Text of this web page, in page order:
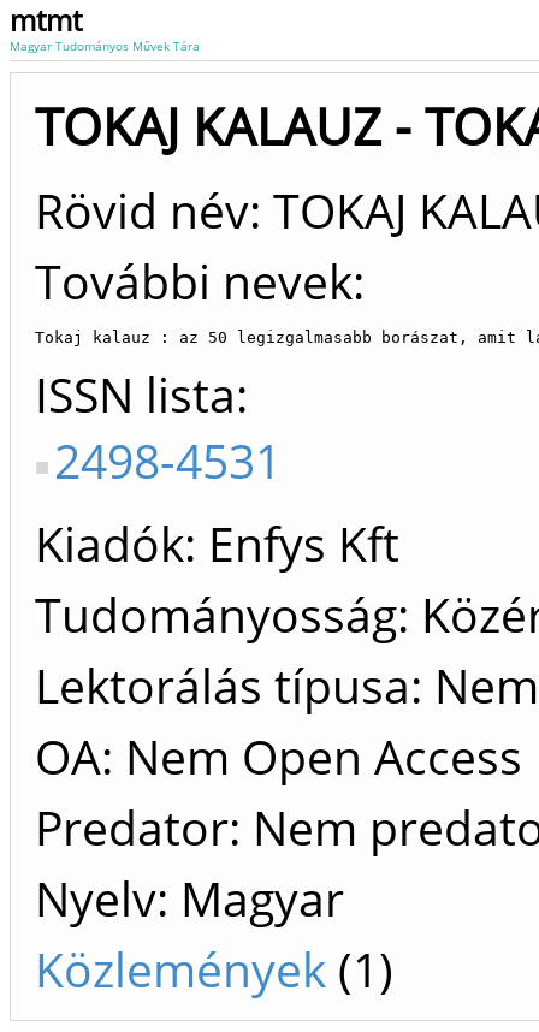
mtmt
Magyar Tudományos Művek Tára
TOKAJ KALAUZ -
Rövid név: TOKAJ
További nevek:
Tokaj kalauz : az 50 legizgalmasabb borászat,
ISSN lista
2498-4531
Kiadók Enfys Kft
Tudományosság:
Lektorálás típusa:
OA: Nem Open Access
Predator: Nem
Nyelv: Magyar
Közlemények (1)